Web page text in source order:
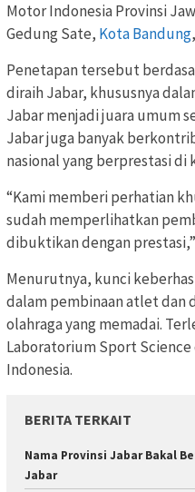
Motor Indonesia Provinsi
Gedung Sate, Kota Bandung
Penetapan tersebut
diraih Jabar, khususnya
Jabar menjadi juara umum
Jabar juga banyak
nasional yang berprestasi di
“Kami memberi perhatian
sudah memperlihatkan
dibuktikan dengan
Menurutnya, kunci
dalam pembinaan atlet
olahraga yang memadai.
Laboratorium Sport
Indonesia.
BERITA TERKAIT
Nama Provinsi Jabar Bakal
Jabar